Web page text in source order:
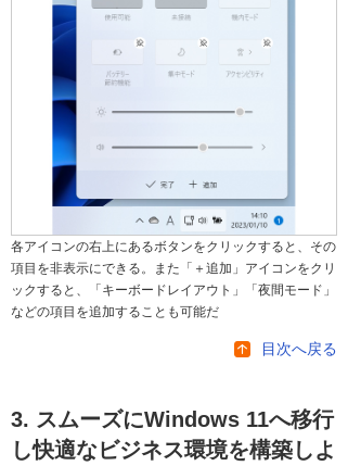
各アイコンの右上にあるボタンをクリックすると、その
項目を非表示にできる。また「＋追加」アイコンをクリ
ックすると、「キーボードレイアウト」「夜間モード」
などの項目を追加することも可能だ
目次へ戻る
3. スムーズにWindows 11へ移行
し快適なビジネス環境を構築しよ